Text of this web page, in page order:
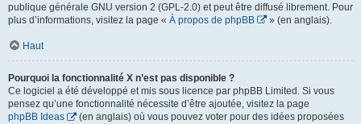
publique générale GNU version 2 (GPL-2.0) et peut être diffusé librement. Pour
plus d’informations, visitez la page « À propos de phpBB » (en anglais).
Haut
Pourquoi la fonctionnalité X n’est pas disponible ?
Ce logiciel a été développé et mis sous licence par phpBB Limited. Si vous
pensez qu’une fonctionnalité nécessite d’être ajoutée, visitez la page
phpBB Ideas
(en anglais) où vous pouvez voter pour des idées proposées